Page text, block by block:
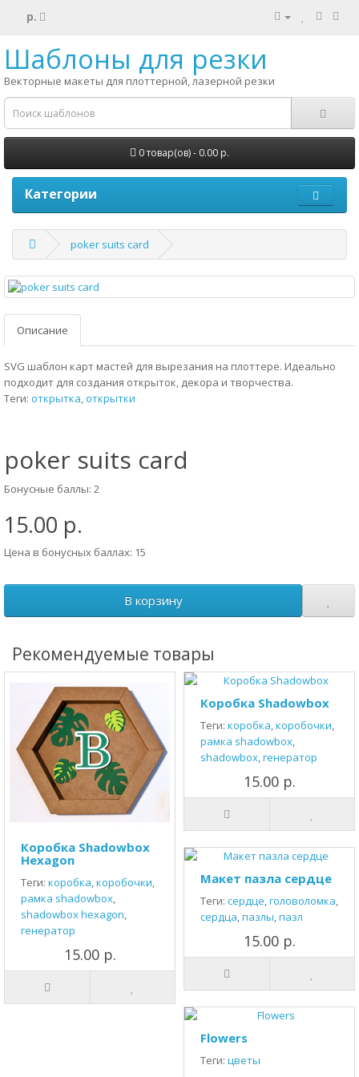
р.
Шаблоны для резки
Векторные макеты для плоттерной, лазерной резки
0 товар(ов) - 0.00 р.
Категории
poker suits card
Описание
SVG шаблон карт мастей для вырезания на плоттере. Идеально
подходит для создания открыток, декора и творчества.
Теги: открытка,открытки
poker suits card
Бонусные баллы: 2
15.00 р.
Цена в бонусных баллах: 15
В корзину
Рекомендуемые товары
Коробка Shadowbox
Hexagon
Теги: коробка,коробочки,
рамка shadowbox,
shadowbox hexagon,
генератор
15.00 р.
Коробка Shadowbox
Теги: коробка,коробочки,
рамка shadowbox,
shadowbox,генератор
15.00 р.
Макет пазла сердце
Теги: сердце,головоломка,
сердца,пазлы,пазл
15.00 р.
Flowers
Теги: цветы